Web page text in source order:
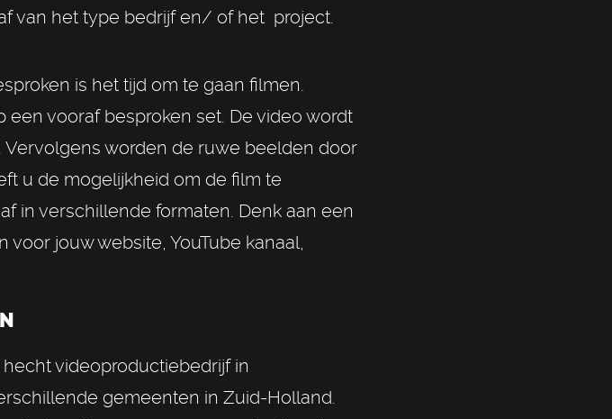
van het type bedrijf en/ of het project.
is het tijd om te gaan filmen.
vooraf besproken set. De video wordt
worden de ruwe beelden door
u de mogelijkheid om de film te
in verschillende formaten. Denk aan een
jouw website, YouTube kanaal,
videoproductiebedrijf in
gemeenten in Zuid-Holland.